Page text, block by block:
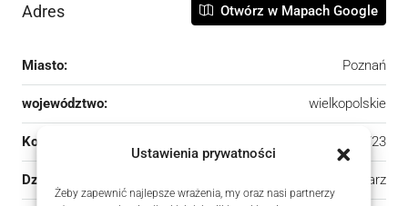
Ustawienia prywatności
Żeby zapewnić najlepsze wrażenia, my oraz nasi partnerzy
Adres Otwórz w Mapach Google
Miasto: Poznań
województwo: wielkopolskie
Kod pocztowy: 60-723
Dzielnica: Łazarz